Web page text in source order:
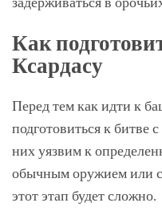
Как
Ксардасу
Перед тем как идти к
подготовиться к битве
них уязвим к
обычным оружием или
этот этап будет сложно.